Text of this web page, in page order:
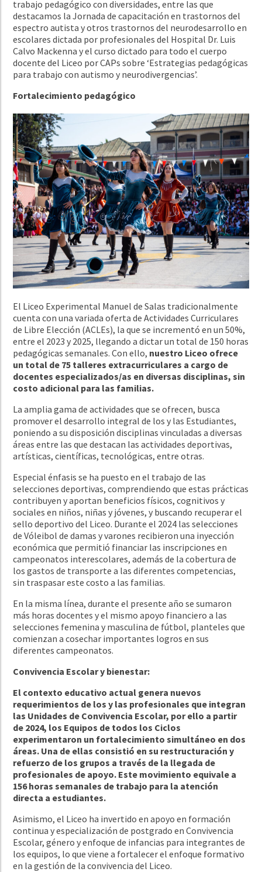
trabajo pedagógico con diversidades, entre las que
destacamos la Jornada de capacitación en trastornos del
espectro autista y otros trastornos del neurodesarrollo en
escolares dictada por profesionales del Hospital Dr. Luis
Calvo Mackenna y el curso dictado para todo el cuerpo
docente del Liceo por CAPs sobre ‘Estrategias pedagógicas
para trabajo con autismo y neurodivergencias’.
Fortalecimiento pedagógico
El Liceo Experimental Manuel de Salas tradicionalmente
cuenta con una variada oferta de Actividades Curriculares
de Libre Elección (ACLEs), la que se incrementó en un 50%,
entre el 2023 y 2025, llegando a dictar un total de 150 horas
pedagógicas semanales. Con ello, nuestro Liceo ofrece
un total de 75 talleres extracurriculares a cargo de
docentes especializados/as en diversas disciplinas, sin
costo adicional para las familias.
La amplia gama de actividades que se ofrecen, busca
promover el desarrollo integral de los y las Estudiantes,
poniendo a su disposición disciplinas vinculadas a diversas
áreas entre las que destacan las actividades deportivas,
artísticas, científicas, tecnológicas, entre otras.
Especial énfasis se ha puesto en el trabajo de las
selecciones deportivas, comprendiendo que estas prácticas
contribuyen y aportan beneficios físicos, cognitivos y
sociales en niños, niñas y jóvenes, y buscando recuperar el
sello deportivo del Liceo. Durante el 2024 las selecciones
de Vóleibol de damas y varones recibieron una inyección
económica que permitió financiar las inscripciones en
campeonatos interescolares, además de la cobertura de
los gastos de transporte a las diferentes competencias,
sin traspasar este costo a las familias.
En la misma línea, durante el presente año se sumaron
más horas docentes y el mismo apoyo financiero a las
selecciones femenina y masculina de fútbol, planteles que
comienzan a cosechar importantes logros en sus
diferentes campeonatos.
Convivencia Escolar y bienestar:
El contexto educativo actual genera nuevos
requerimientos de los y las profesionales que integran
las Unidades de Convivencia Escolar, por ello a partir
de 2024, los Equipos de todos los Ciclos
experimentaron un fortalecimiento simultáneo en dos
áreas. Una de ellas consistió en su restructuración y
refuerzo de los grupos a través de la llegada de
profesionales de apoyo. Este movimiento equivale a
156 horas semanales de trabajo para la atención
directa a estudiantes.
Asimismo, el Liceo ha invertido en apoyo en formación
continua y especialización de postgrado en Convivencia
Escolar, género y enfoque de infancias para integrantes de
los equipos, lo que viene a fortalecer el enfoque formativo
en la gestión de la convivencia del Liceo.